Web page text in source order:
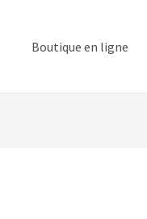
Boutique en ligne